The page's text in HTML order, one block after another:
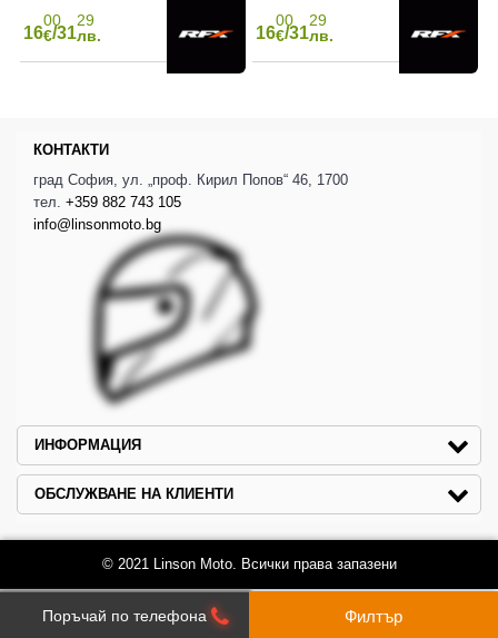
Филтър
16
00
€/31
29
лв.
16
00
€/31
29
лв.
КОНТАКТИ
град София, ул. „проф. Кирил Попов“ 46, 1700
тел. +359 882 743 105
info@linsonmoto.bg
ИНФОРМАЦИЯ
ОБСЛУЖВАНЕ НА КЛИЕНТИ
Поръчай по телефона
© 2021 Linson Moto. Всички права запазени